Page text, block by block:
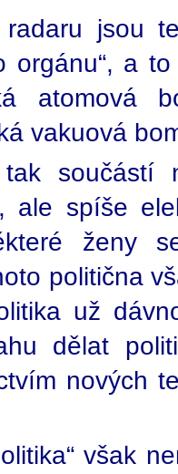
jsou
orgánu“, a
atomová
vakuová
součástí
ale spíše
ženy
politična
už
dělat
nových
však